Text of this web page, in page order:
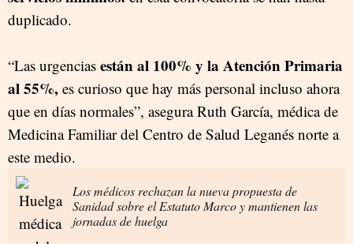
duplicado.
“Las urgencias están al 100% y la Atención Primaria
al 55%, es curioso que hay más personal incluso ahora
que en días normales”, asegura Ruth García, médica de
Medicina Familiar del Centro de Salud Leganés norte a
este medio.
Los médicos rechazan la nueva propuesta de
Sanidad sobre el Estatuto Marco y mantienen las
jornadas de huelga